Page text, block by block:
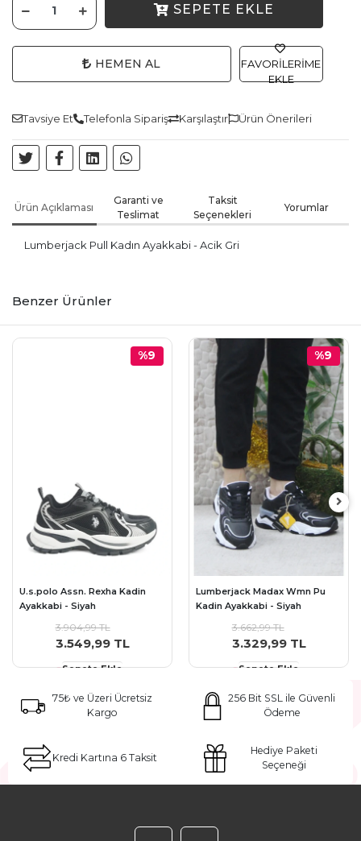
SEPETE EKLE
HEMEN AL
FAVORILERIME
EKLE
Tavsiye Et Telefonla Sipariş Karşılaştır Ürün Önerileri
Ürün Açıklaması
Garanti ve
Teslimat
Taksit
Seçenekleri
Yorumlar
Lumberjack Pull Kadın Ayakkabi - Acik Gri
Benzer Ürünler
%9
U.s.polo Assn. Rexha Kadin
Ayakkabi - Siyah
3.904,99 TL
3.549,99 TL
Sepete Ekle
%9
Lumberjack Madax Wmn Pu
Kadin Ayakkabi - Siyah
3.662,99 TL
3.329,99 TL
Sepete Ekle
75₺ ve Üzeri Ücretsiz
Kargo
256 Bit SSL ile Güvenli
Ödeme
Kredi Kartına 6 Taksit
Hediye Paketi
Seçeneği